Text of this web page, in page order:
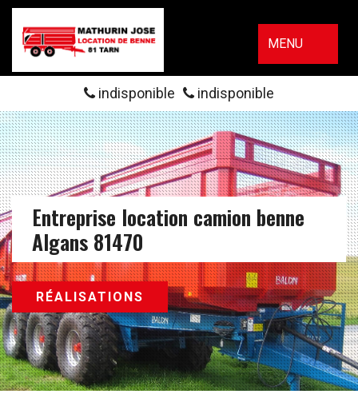
MENU
indisponible indisponible
Entreprise location camion benne
Algans 81470
RÉALISATIONS